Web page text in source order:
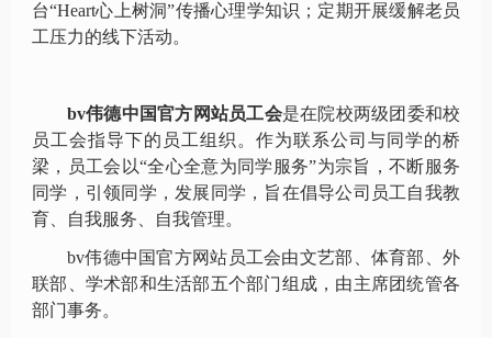
台“Heart心上树洞”传播心理学知识；定期开展缓解老员
工压力的线下活动。
bv伟德中国官方网站员工会是在院校两级团委和校
员工会指导下的员工组织。作为联系公司与同学的桥
梁，员工会以“全心全意为同学服务”为宗旨，不断服务
同学，引领同学，发展同学，旨在倡导公司员工自我教
育、自我服务、自我管理。
bv伟德中国官方网站员工会由文艺部、体育部、外
联部、学术部和生活部五个部门组成，由主席团统管各
部门事务。